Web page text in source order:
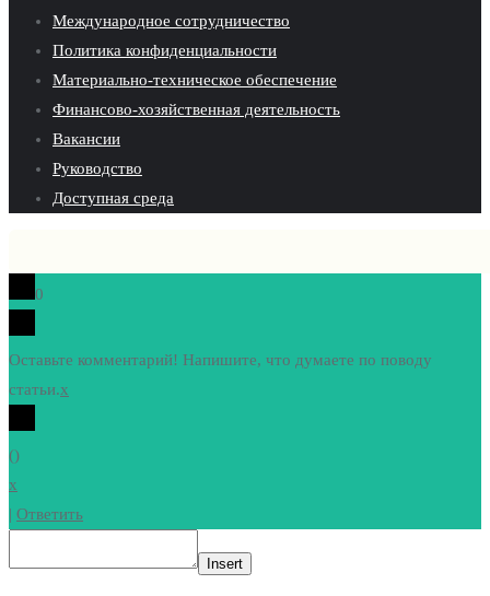
Международное сотрудничество
Политика конфиденциальности
Материально-техническое обеспечение
Финансово-хозяйственная деятельность
Вакансии
Руководство
Доступная среда
0
Оставьте комментарий! Напишите, что думаете по поводу
статьи.x
()
x
| Ответить
Insert